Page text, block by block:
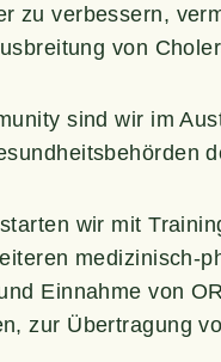
zu ver­bes­sern,
von
sind wir im
wir mit
medi­zi­nisch-
Ein­nah­me von
zur Über­tra­gung